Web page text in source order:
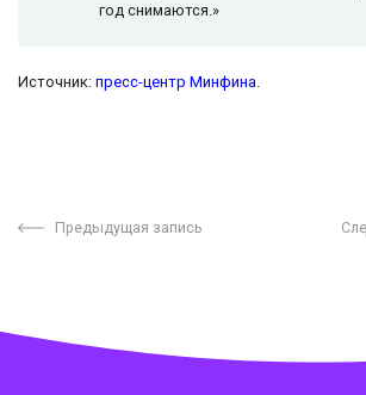
год снимаются.»
Источник: пресс-центр Минфина.
Предыдущая запись